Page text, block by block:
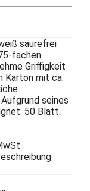
säurefrei
fachen
Griffigkeit
Karton mit ca.
seines
50 Blatt.